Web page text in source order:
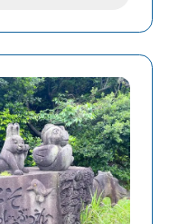
は飲食店が少な
飲み物を用意し
自然と歴史を感
す。訪れる際
慮しながら、ゆ
ごしください。
があります。
は、桟橋越しに
の人々や観光客
ています。